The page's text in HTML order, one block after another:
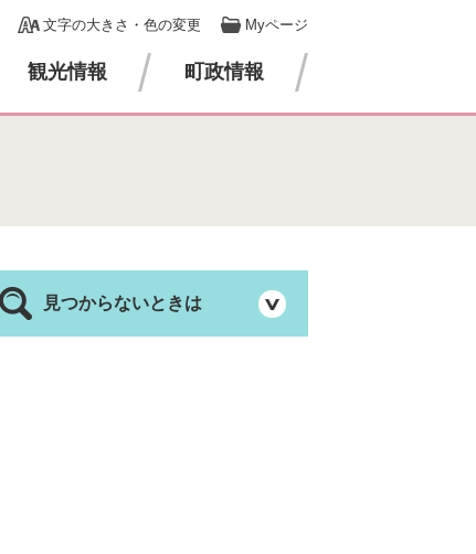
文字の大きさ・色の変更 Myページ
観光情報 町政情報
見つからないときは